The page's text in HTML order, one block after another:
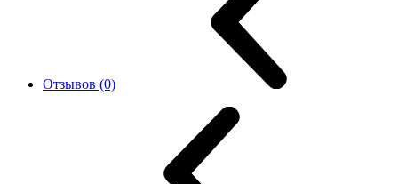
Отзывов (0)